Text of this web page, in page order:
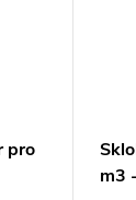
pro
m3